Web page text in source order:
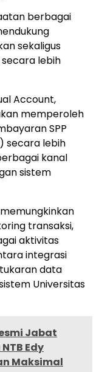
berbagai
sekaligus
lebih
Account,
memperoleh
SPP
secara lebih
kanal
sistem
transaksi,
aktivitas
integrasi
data
Universitas
Jabat
Edy
Maksimal